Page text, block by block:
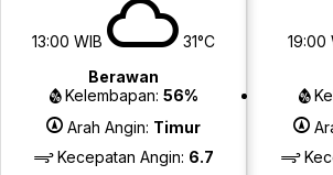
13:00 WIB
31°C
Berawan
Kelembapan: 56%
Arah Angin: Timur
Kecepatan Angin: 6.7
19:00